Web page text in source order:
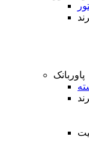
پاوربانک